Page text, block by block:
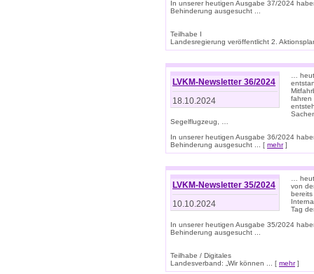
In unserer heutigen Ausgabe 37/2024
Behinderung ausgesucht ...
Teilhabe I
Landesregierung veröffentlicht 2.
LVKM-Newsletter 36/2024
18.10.2024
…
fahren
Segelflugzeug, …
In unserer heutigen Ausgabe 36/2024
Behinderung ausgesucht ... [ mehr]
LVKM-Newsletter 35/2024
10.10.2024
…
von
bereits
Tag
In unserer heutigen Ausgabe 35/2024
Behinderung ausgesucht ...
Teilhabe / Digitales
Landesverband: „Wir können ... [ mehr]